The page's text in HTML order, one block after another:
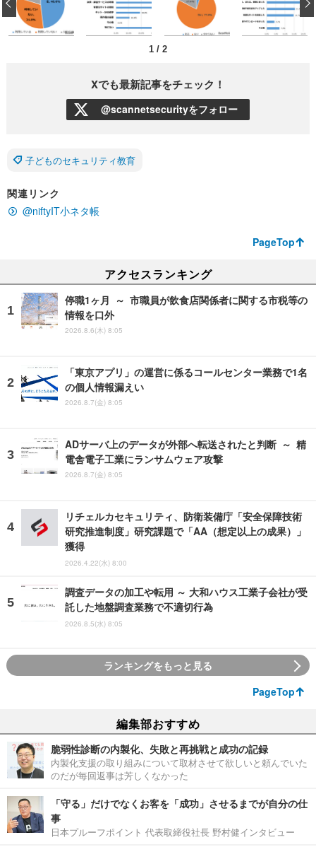
1 / 2
Xでも最新記事をチェック！
@scannetsecurityをフォロー
子どものセキュリティ教育
関連リンク
@niftyIT小ネタ帳
PageTop
アクセスランキング
停職1ヶ月 ～ 市職員が飲食店関係者に関する市税等の
情報を口外
2026.8.6(木) 8:05
「東京アプリ」の運営に係るコールセンター業務で1名
の個人情報漏えい
2026.8.7(金) 8:05
ADサーバ上のデータが外部へ転送されたと判断 ～ 精
電舎電子工業にランサムウェア攻撃
2026.8.7(金) 8:05
リチェルカセキュリティ、防衛装備庁「安全保障技術
研究推進制度」研究課題で「AA（想定以上の成果）」
獲得
2026.4.22(水) 8:00
調査データの加工や転用 ～ 大和ハウス工業子会社が受
託した地盤調査業務で不適切行為
2026.8.5(水) 8:05
ランキングをもっと見る
PageTop
編集部おすすめ
脆弱性診断の内製化、失敗と再挑戦と成功の記録
内製化支援の取り組みについて取材させて欲しいと頼んでいた
のだが毎回返事は芳しくなかった
「守る」だけでなくお客を「成功」させるまでが自分の仕
事
日本プルーフポイント 代表取締役社長 野村健インタビュー